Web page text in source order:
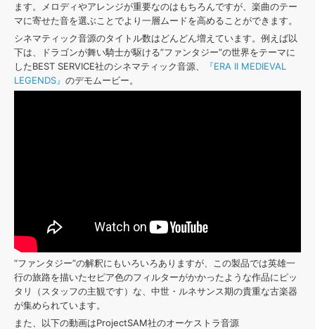
ます。メロディやアレンジが重要なのはもちろんですが、楽曲のテー
マに寄せた音を選ぶことでより一層ムードを高めることができます。
シネマティック音源のタイトル数はどんどん増えています。例えば以
下は、ドラゴンが舞い騎士が駆ける”ファンタジー”の世界をテーマに
したBEST SERVICE社のシネマティック音源、
『ERA II MEDIEVAL
LEGENDS』 のデモムービー。
“ファンタジー”の解釈にもいろいろありますが、この製品では英雄一
行の旅路を描いたセピア色のフィルターがかかったような作品にピッ
タリ（スタッフの主観です）な、中世・ルネサンス期の貴重な古楽器
が集められています。
また、以下の動画はProjectSAM社のオーケストラ音源